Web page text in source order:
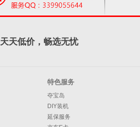
天天低价，畅选无忧
特色服务
夺宝岛
DIY装机
延保服务